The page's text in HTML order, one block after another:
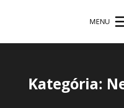
MENU
Kategória: